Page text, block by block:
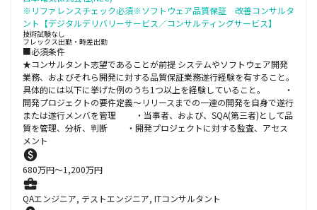
※リファレンスチェック必須※ソフトウェア品質保証 改善コンサルタ
ント【デジタルデリバリーサービス／コンサルティングサービス】
技術試験なし
フレックス出勤・時差出勤
■必須条件
★コンサルタント志望であることが前提 システムやソフトウェア開発
業務、およびそれら開発に対する品質保証業務遂行経験を有すること。
具体的には以下に挙げた例のうち1つ以上を経験していること。 ・
開発プロジェクトの要件定義～リリースまでの一連の開発を自身で遂行
または遂行メンバを管理 ・当事者、および、SQA(第三者)として品
質を管理、分析、判断 ・開発プロジェクトに対する監査、アセス
メント
680万円〜1,200万円
QAエンジニア, テストエンジニア, ITコンサルタント